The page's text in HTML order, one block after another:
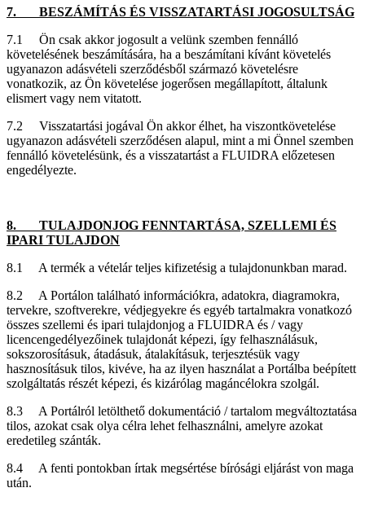
7. BESZÁMÍTÁS ÉS VISSZATARTÁSI JOGOSULTSÁG
7.1 Ön csak akkor jogosult a velünk szemben fennálló
követelésének beszámítására, ha a beszámítani kívánt követelés
ugyanazon adásvételi szerződésből származó követelésre
vonatkozik, az Ön követelése jogerősen megállapított, általunk
elismert vagy nem vitatott.
7.2 Visszatartási jogával Ön akkor élhet, ha viszontkövetelése
ugyanazon adásvételi szerződésen alapul, mint a mi Önnel szemben
fennálló követelésünk, és a visszatartást a FLUIDRA előzetesen
engedélyezte.
8. TULAJDONJOG FENNTARTÁSA, SZELLEMI ÉS
IPARI TULAJDON
8.1 A termék a vételár teljes kifizetésig a tulajdonunkban marad.
8.2 A Portálon található információkra, adatokra, diagramokra,
tervekre, szoftverekre, védjegyekre és egyéb tartalmakra vonatkozó
összes szellemi és ipari tulajdonjog a FLUIDRA és / vagy
licencengedélyezőinek tulajdonát képezi, így felhasználásuk,
sokszorosításuk, átadásuk, átalakításuk, terjesztésük vagy
hasznosításuk tilos, kivéve, ha az ilyen használat a Portálba beépített
szolgáltatás részét képezi, és kizárólag magáncélokra szolgál.
8.3 A Portálról letölthető dokumentáció / tartalom megváltoztatása
tilos, azokat csak olya célra lehet felhasználni, amelyre azokat
eredetileg szánták.
8.4 A fenti pontokban írtak megsértése bírósági eljárást von maga
után.